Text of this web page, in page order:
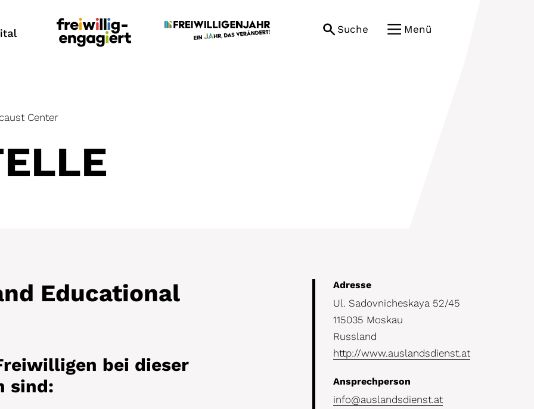
Suche Menü
Center
Details
Adresse
Ul. Sadovnicheskaya 52/45
115035 Moskau
Russland
http://www.auslandsdienst.at
Ansprechperson
info@auslandsdienst.at
Educational
bei dieser
sind: